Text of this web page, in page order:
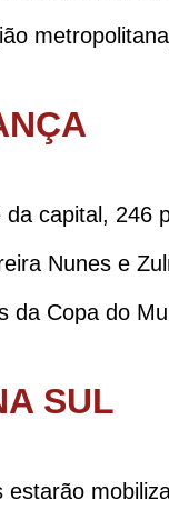
capital, 246
Nunes e
da Copa do
SUL